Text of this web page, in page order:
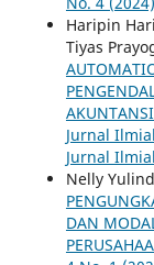
Haripin
Tiyas
Jurnal
Jurnal
Nelly
DAN